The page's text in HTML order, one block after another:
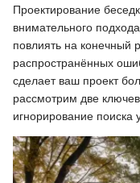
Проектирование
внимательного
повлиять на конечный
распространённых
сделает ваш проект
рассмотрим две
игнорирование поиска